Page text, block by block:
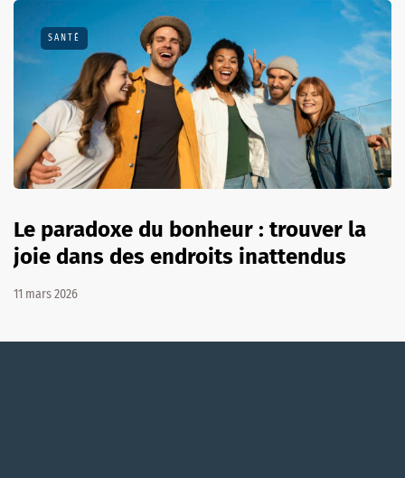
SANTÉ
Le paradoxe du bonheur : trouver la
joie dans des endroits inattendus
11 mars 2026